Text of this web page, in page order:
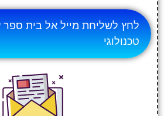
לחץ לשליחת מייל אל בית ספר
טכנולוגי